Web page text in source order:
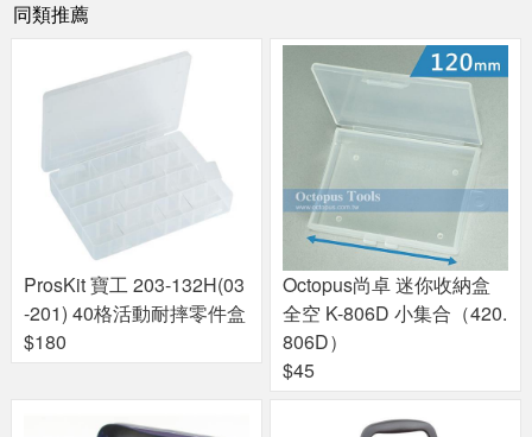
同類推薦
ProsKit 寶工 203-132H(03
-201) 40格活動耐摔零件盒
$180
Octopus尚卓 迷你收納盒
全空 K-806D 小集合（420.
806D）
$45